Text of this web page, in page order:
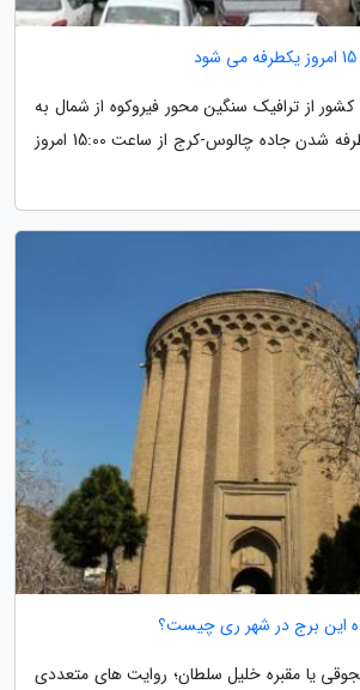
از ترافیک سنگین محور فیروکوه از شمال به
جنوب و همچنین یکطرفه شدن جاده چالوس-کرج از ساعت 15:00 امروز
این برج در شهر ری چیست؟
یا مقبره خلیل سلطان؛ روایت های متعددی